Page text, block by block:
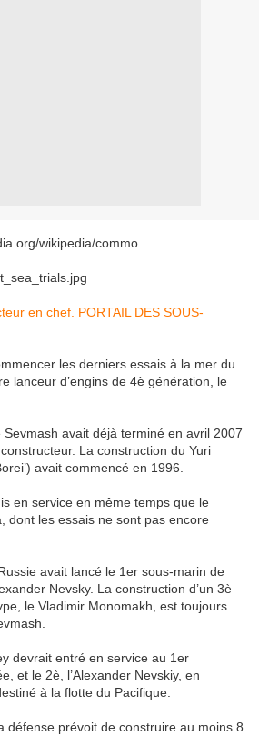
en chef. PORTAIL DES SOUS-
les derniers essais à la mer du
lanceur d’engins de 4è génération, le
avait déjà terminé en avril 2007
La construction du Yuri
avait commencé en 1996.
en service en même temps que le
dont les essais ne sont pas encore
avait lancé le 1er sous-marin de
Nevsky. La construction d’un 3è
le Vladimir Monomakh, est toujours
devrait entré en service au 1er
et le 2è, l’Alexander Nevskiy, en
à la flotte du Pacifique.
défense prévoit de construire au moins 8